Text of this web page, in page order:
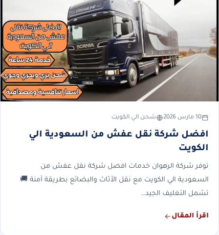
10 مارس 2026 شحن الي الكويت
افضل شركة نقل عفش من السعودية الي
الكويت
توفر شركة الرهوان خدمات افضل شركة نقل عفش من
السعودية الي الكويت مع نقل الأثاث والبضائع بطريقة آمنة 🚚
تشمل التغليف الجيد…
اقرأ المقال